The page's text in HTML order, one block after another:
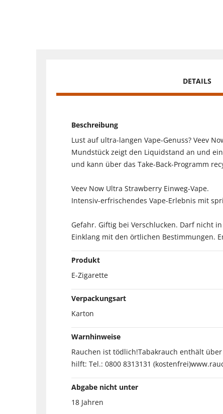
DETAILS
Beschreibung
Lust auf ultra-langen Vape-Genuss? Veev
Mundstück zeigt den Liquidstand an und
und kann über das Take-Back-Programm
Veev Now Ultra Strawberry Einweg-Vape.
Intensiv-erfrischendes Vape-Erlebnis mit
Gefahr. Giftig bei Verschlucken. Darf nicht
Einklang mit den örtlichen Bestimmungen.
Produkt
E-Zigarette
Verpackungsart
Karton
Warnhinweise
Rauchen ist tödlich!Tabakrauch enthält
hilft: Tel.: 0800 8313131
Abgabe nicht unter
18 Jahren